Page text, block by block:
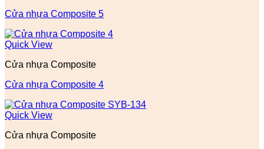
Cửa nhựa Composite 5
Quick View
Cửa nhựa Composite
Cửa nhựa Composite 4
Quick View
Cửa nhựa Composite